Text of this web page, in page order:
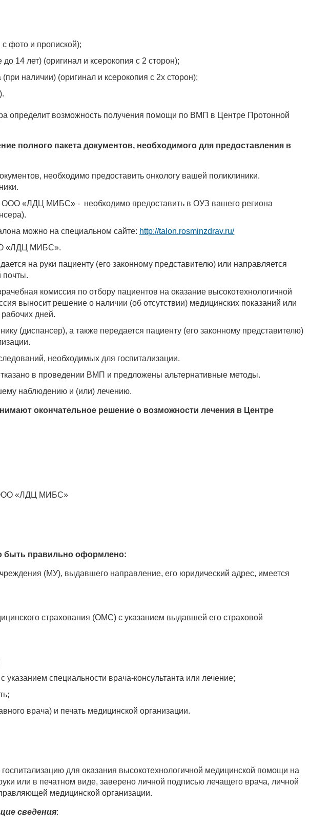
фото и пропиской);
14 лет) (оригинал и ксерокопия с 2 сторон);
наличии) (оригинал и ксерокопия с 2х сторон);
определит возможность получения помощи по ВМП в Центре Протонной
полного пакета документов, необходимого для предоставления в
необходимо предоставить онкологу вашей поликлиники.
«ЛДЦ МИБС» - необходимо предоставить в ОУЗ вашего региона
можно на специальном сайте: http://talon.rosminzdrav.ru/
«ЛДЦ МИБС».
на руки пациенту (его законному представителю) или направляется
почты.
комиссия по отбору пациентов на оказание высокотехнологичной
выносит решение о наличии (об отсутствии) медицинских показаний или
дней.
(диспансер), а также передается пациенту (его законному представителю)
необходимых для госпитализации.
в проведении ВМП и предложены альтернативные методы.
наблюдению и (или) лечению.
окончательное решение о возможности лечения в Центре
ООО «ЛДЦ МИБС»
быть правильно оформлено:
(МУ), выдавшего направление, его юридический адрес, имеется
страхования (ОМС) с указанием выдавшей его страховой
специальности врача-консультанта или лечение;
врача) и печать медицинской организации.
для оказания высокотехнологичной медицинской помощи на
или в печатном виде, заверено личной подписью лечащего врача, личной
медицинской организации.
сведения: